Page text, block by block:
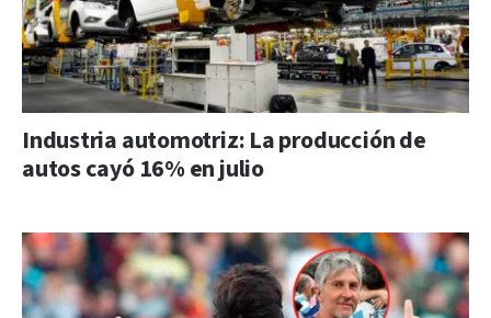
Industria automotriz: La producción de
autos cayó 16% en julio